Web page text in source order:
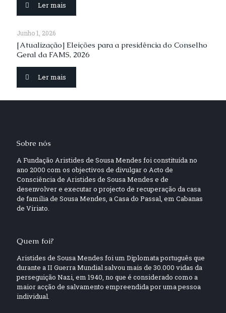
Ler mais
Junho 1, 2026
[Atualização] Eleições para a presidência do Conselho
Geral da FAMS, 2026
Ler mais
Sobre nós
A Fundação Aristides de Sousa Mendes foi constituída no
ano 2000 com os objectivos de divulgar o Acto de
Consciência de Aristides de Sousa Mendes e de
desenvolver e executar o projecto de recuperação da casa
de família de Sousa Mendes, a Casa do Passal, em Cabanas
de Viriato.
Quem foi?
Aristides de Sousa Mendes foi um Diplomata português que
durante a II Guerra Mundial salvou mais de 30.000 vidas da
perseguição Nazi, em 1940, no que é considerado como a
maior acção de salvamento empreendida por uma pessoa
individual.